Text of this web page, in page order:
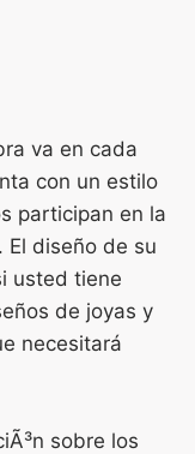
va en cada
con un estilo
participan en la
El diseño de su
usted tiene
de joyas y
necesitará
sobre los